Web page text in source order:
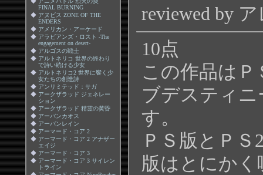
FINAL BURNING
◆ アヌビス ZONE OF THE
ENDERS
◆ アメリカン・アーケード
◆ アラビアンズ・ロスト -The
engagement on desert-
◆ アルゴスの戦士
◆ アルトネリコ 世界の終わり
で詩い続ける少女
◆ アルトネリコ2 世界に響く少
女たちの創造詩
◆ アンリミテッド：サガ
◆ アークザラッド ジェネレー
ション
◆ アークザラッド 精霊の黄昏
◆ アーバンカオス
◆ アーバンレイン
◆ アーマード・コア 2
◆ アーマード・コア 2 アナザー
エイジ
◆ アーマード・コア 3
◆ アーマード・コア 3 サイレン
トライン
reviewed by
10点
この作品は
ブデスティ
す。
ＰＳ版とＰ
版はとにか